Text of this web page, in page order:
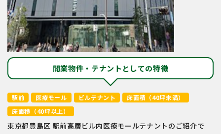
開業物件・テナントとしての特徴
駅前 医療モール ビルテナント
床面積（40坪未満）
床面積（40坪以上）
東京都豊島区 駅前高層ビル内医療モールテナントのご紹介で